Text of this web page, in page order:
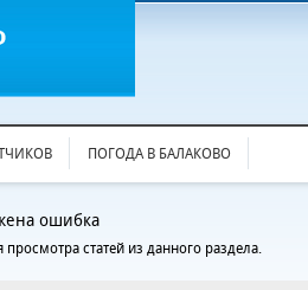
ПОГОДА В БАЛАКОВО
ошибка
статей из данного раздела.